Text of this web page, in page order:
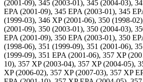
(2001-09), 345 (2003-01), 345 (2004-03),
EPA (2001-09), 345 EPA (2003-01), 345
(1999-03), 346 XP (2001-06), 350 (1998-
(2001-09), 350 (2003-01), 350 (2004-03),
EPA (2001-09), 350 EPA (2003-01), 350
(1998-06), 351 (1999-09), 351 (2001-06),
(1999-09), 351 EPA (2001-06), 357 XP
10), 357 XP (2003-04), 357 XP (2004-05),
XP (2006-02), 357 XP (2007-03), 357 XP